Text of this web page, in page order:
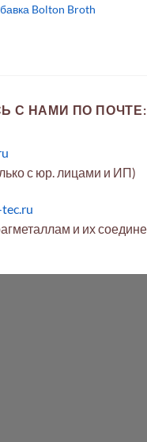
Bolton Broth
С НАМИ ПО ПОЧТЕ:
с юр. лицами и ИП)
и их